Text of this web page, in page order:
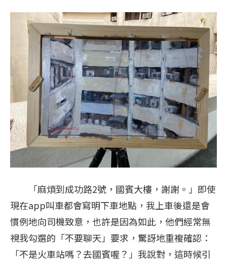
「麻煩到成功路2號，國賓大樓，謝謝。」即使
現在app叫車都會寫明下車地點，我上車後還是會
慣例地向司機致意，也許是因為如此，他們經常無
視我勾選的「不要聊天」要求，驚訝地重複確認：
「不是火車站嗎？去國賓喔？」我說對，這時候引